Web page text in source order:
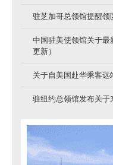
信息流转，却始终
束。
人出现问题，整个系
驻芝加哥总领馆提醒
中国驻美使领馆关于最
更新）
关于自美国赴华乘客远
驻纽约总领馆发布关于